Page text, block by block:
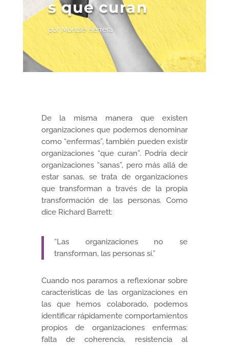
s que curan
por Montse Herrera
De la misma manera que existen
organizaciones que podemos denominar
como “enfermas”, también pueden existir
organizaciones “que curan”. Podría decir
organizaciones “sanas”, pero más allá de
estar sanas, se trata de organizaciones
que transforman a través de la propia
transformación de las personas. Como
dice Richard Barrett:
“Las organizaciones no se
transforman, las personas sí.”
Cuando nos paramos a reflexionar sobre
características de las organizaciones en
las que hemos colaborado, podemos
identificar rápidamente comportamientos
propios de organizaciones enfermas:
falta de coherencia, resistencia al